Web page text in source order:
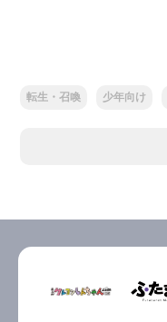
転生・召喚 少年向け